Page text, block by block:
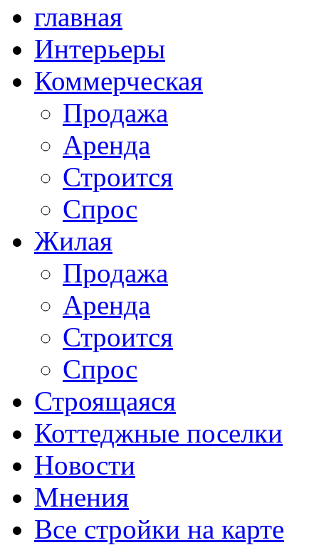
главная
Интерьеры
Коммерческая
Продажа
Аренда
Строится
Спрос
Жилая
Продажа
Аренда
Строится
Спрос
Строящаяся
Коттеджные поселки
Новости
Мнения
Все стройки на карте